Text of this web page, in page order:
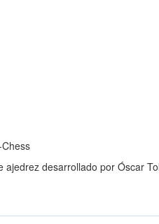
desarrollado por Óscar